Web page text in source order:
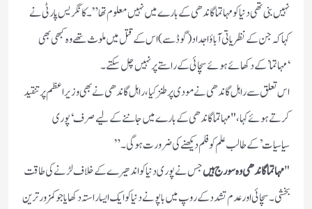
نہیں بنی تھی دنیا کو مہاتما گاندھی کے بارے میں نہیں معلوم تھا”۔ کانگریس پارٹی نے
کہا کہ جن کے نظریاتی آباؤ اجداد( گوڈسے) اس کے قتل میں ملوث تھے وہ کبھی بھی
‘مہاتما’ کے دکھائے ہوئے سچائی کے راستے پر نہیں چل سکتے۔
اس تعلق سے راہل گاندھی نے مودی پر طنزکیا، راہل گاندھی نے بھی وزیر اعظم پر تنقید
کرتے ہوئے کہا، "مہاتما گاندھی کے بارے میں جاننے کے لیے صرف ‘پوری
سیاسیات’ کے طالب علم کو فلم دیکھنے کی ضرورت ہوگی۔”
"مہاتما گاندھی وہ سورج ہیںجس نے پوری دنیا کو اندھیرے کے خلاف لڑنے کی طاقت
بخشی۔ سچائی اور عدم تشدد کے روپ میں باپو نے دنیا کو ایک ایسا راستہ دکھایا جو کمزور ترین